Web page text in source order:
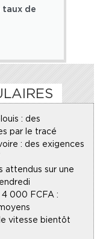
taux de
: des
par le tracé
: des exigences
attendus sur une
000 FCFA :
vitesse bientôt